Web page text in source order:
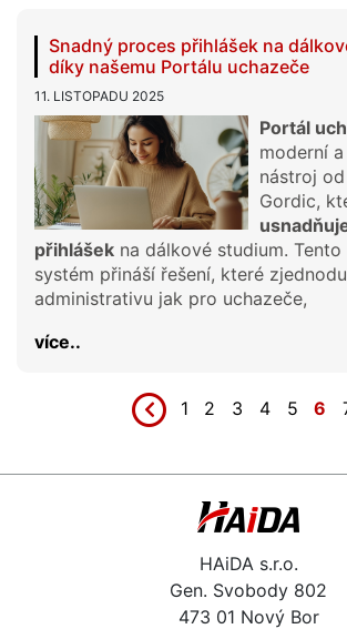
Snadný proces přihlášek na
díky našemu Portálu uchazeče
11. LISTOPADU 2025
Portál
moderní
nástroj
Gordic,
přihlášek na dálkové studium.
systém přináší řešení, které
administrativu jak pro uchazeče,
více..
1 2 3 4 5 6
HAiDA s.r.o.
Gen. Svobody 802
473 01 Nový Bor